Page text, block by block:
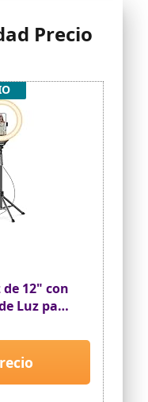
Precio
12" con
Luz para
o
Trípode
y